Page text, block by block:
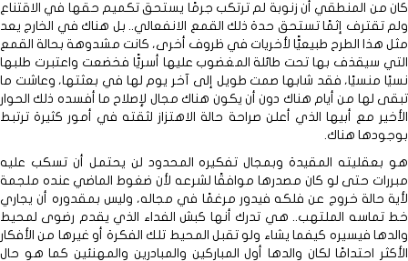
كان من المنطقي أن زنوبة لم ترتكب جرمًا يستحق تكميم حقها في الاقتناع
ولم تقترف إثمًا تستحق حدة ذلك القمع الانفعالي.. بل هناك في الخارج يعد
مثل هذا الطرح طبيعيًّا لأخريات في ظروف أخرى، كانت مشدوهة بحالة القمع
التي سيقذف بها تحت طائلة المغضوب عليها أسريًّا فخضعت واعتبرت طلبها
نسيًا منسيًا، فقد شابها صمت طويل إلى آخر يوم لها في بعثتها، وعاشت ما
تبقى لها من أيام هناك دون أن يكون هناك مجال لإصلاح ما أفسده ذلك الحوار
الأخير مع أبيها الذي أعلن صراحة حالة الاهتزاز لثقته في أمور كثيرة ترتبط
بوجودها هناك.
هو بعقليته المقيدة وبمجال تفكيره المحدود لن يحتمل أن تسكب عليه
مبررات حتى لو كان مصدرها موافقًا لشرعه لأن ضغوط الماضي عنده ملجمة
لأية حالة خروج عن فلكه فيدور مرغمًا في مجاله، وليس بمقدوره أن يجاري
خط تماسه الملتهب.. هي تدرك أنها كبش الفداء الذي يقدم رضوى لمحيط
والدها فيسيره كيفما يشاء ولو تقبل المحيط تلك الفكرة أو غيرها من الأفكار
الأكثر احتدامًا لكان والدها أول المباركين والمبادرين والمهنئين كما هو حال